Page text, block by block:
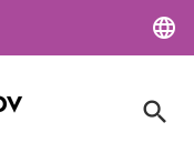
language
search
Sök